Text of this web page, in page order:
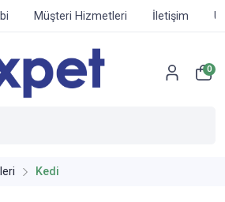
Müşteri Hizmetleri İletişim
0
Kedi